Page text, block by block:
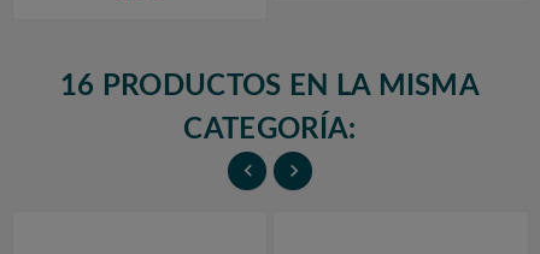
16 PRODUCTOS EN LA MISMA
CATEGORÍA:
 